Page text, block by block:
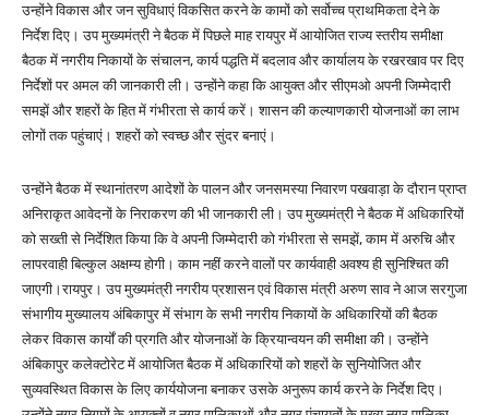
उन्होंने विकास और जन सुविधाएं विकसित करने के कामों को सर्वोच्च प्राथमिकता देने के
निर्देश दिए। उप मुख्यमंत्री ने बैठक में पिछले माह रायपुर में आयोजित राज्य स्तरीय समीक्षा
बैठक में नगरीय निकायों के संचालन, कार्य पद्धति में बदलाव और कार्यालय के रखरखाव पर दिए
निर्देशों पर अमल की जानकारी ली। उन्होंने कहा कि आयुक्त और सीएमओ अपनी जिम्मेदारी
समझें और शहरों के हित में गंभीरता से कार्य करें। शासन की कल्याणकारी योजनाओं का लाभ
लोगों तक पहुंचाएं। शहरों को स्वच्छ और सुंदर बनाएं।
उन्होंने बैठक में स्थानांतरण आदेशों के पालन और जनसमस्या निवारण पखवाड़ा के दौरान प्राप्त
अनिराकृत आवेदनों के निराकरण की भी जानकारी ली। उप मुख्यमंत्री ने बैठक में अधिकारियों
को सख्ती से निर्देशित किया कि वे अपनी जिम्मेदारी को गंभीरता से समझें, काम में अरुचि और
लापरवाही बिल्कुल अक्षम्य होगी। काम नहीं करने वालों पर कार्यवाही अवश्य ही सुनिश्चित की
जाएगी।रायपुर। उप मुख्यमंत्री नगरीय प्रशासन एवं विकास मंत्री अरुण साव ने आज सरगुजा
संभागीय मुख्यालय अंबिकापुर में संभाग के सभी नगरीय निकायों के अधिकारियों की बैठक
लेकर विकास कार्यों की प्रगति और योजनाओं के क्रियान्वयन की समीक्षा की। उन्होंने
अंबिकापुर कलेक्टोरेट में आयोजित बैठक में अधिकारियों को शहरों के सुनियोजित और
सुव्यवस्थित विकास के लिए कार्ययोजना बनाकर उसके अनुरूप कार्य करने के निर्देश दिए।